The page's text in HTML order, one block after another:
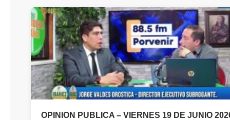
OPINION PUBLICA – VIERNES 19 DE JUNIO